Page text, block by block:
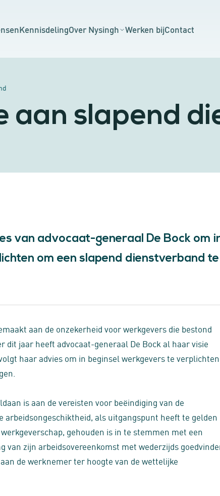
KennisdelingOver Nysingh Werken bijContact
aan slapend
van advocaat-generaal De Bock om
om een slapend dienstverband te
aan de onzekerheid voor werkgevers die bestond
dit jaar heeft advocaat-generaal De Bock al haar visie
haar advies om in beginsel werkgevers te verplichten
is aan de vereisten voor beëindiging van de
arbeidsongeschiktheid, als uitgangspunt heeft te gelden
gehouden is in te stemmen met een
zijn arbeidsovereenkomst met wederzijds
de werknemer ter hoogte van de wettelijke